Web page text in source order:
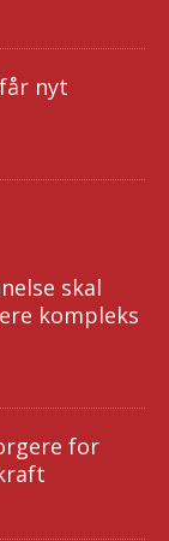
nyt
skal
kompleks
for